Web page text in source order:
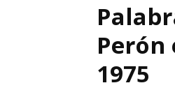
Perón
1975